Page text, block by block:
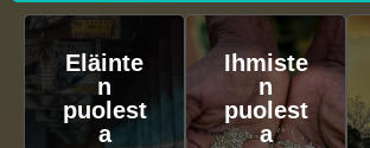
Eläinte
n
puolest
a
Ihmiste
n
puolest
a